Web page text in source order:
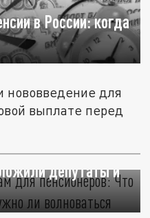
в России: когда
для
выплате перед
для
депутаты и